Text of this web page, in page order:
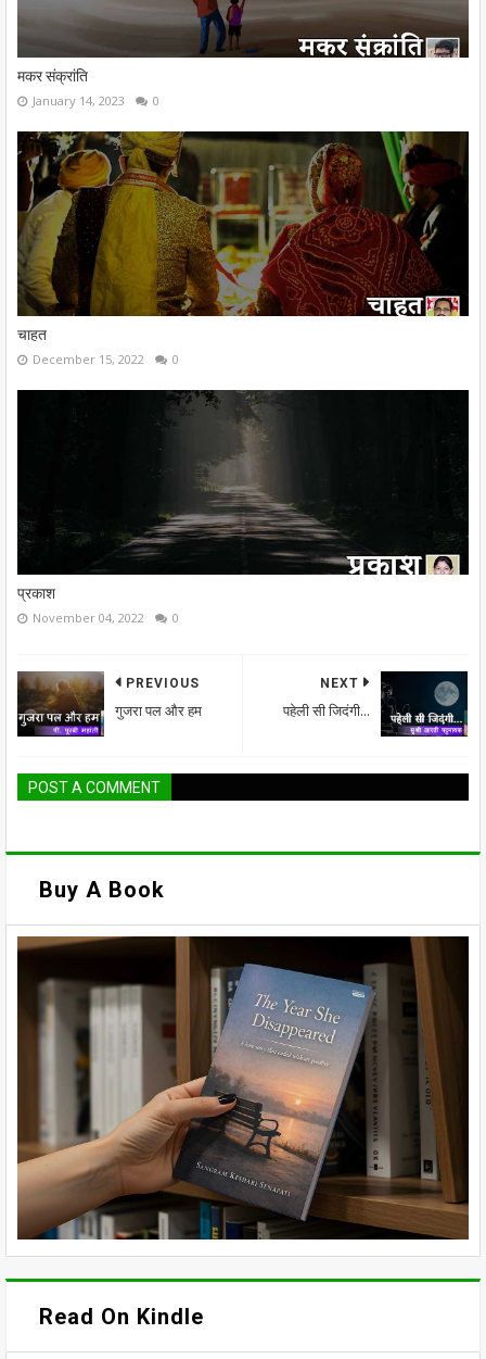
मकर संक्रांति
January 14, 2023 0
चाहत
December 15, 2022 0
प्रकाश
November 04, 2022 0
NEXT
पहेली सी जिदंगी...
PREVIOUS
गुजरा पल और हम
POST A COMMENT
Buy A Book
Read On Kindle